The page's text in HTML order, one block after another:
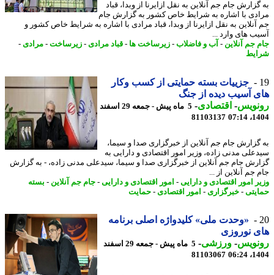
جام جم آنلاین به نقل ازایرنا از وبدا، قباد
با اشاره به شرایط خاص کشور به گزارش جام
به نقل ازایرنا از وبدا، قباد مرادی با اشاره به شرایط خاص کشور و
های وارد ...
جم آنلاین-آب و فاضلاب-زیرساخت ها- قباد مرادی -زیرساخت-مرادی
جزییات بسته حمایتی از کسب وکار
آسیب دیده از جنگ
-اقتصادی-
5 ماه پیش - جمعه 29 اسفند
81103137
جام جم آنلاین از خبرگزاری صدا و سیما،
مدنی زاده، وزیر امور اقتصادی و دارایی به
جام جم آنلاین از خبرگزاری صدا و سیما، سیدعلی مدنی زاده، - به گزارش
جم آنلاین از ...
امور اقتصادی و دارایی- امور اقتصادی و دارایی- جام جم آنلاین-بسته
-خبرگزاری - امور اقتصادی-حمایت
«وحدت ملی» کلیدواژه اصلی برنامه
نوروزی
-ورزشی-
5 ماه پیش - جمعه 29 اسفند
81103067